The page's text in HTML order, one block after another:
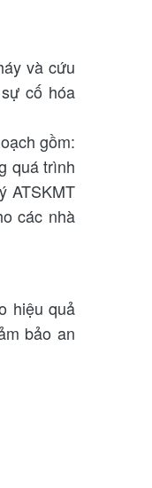
và cứu
cố hóa
gồm:
quá trình
ATSKMT
các nhà
hiệu quả
bảo an